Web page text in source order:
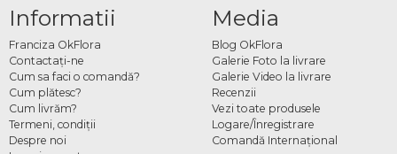
Informatii
Franciza OkFlora
Contactaţi-ne
Cum sa faci o comandă?
Cum plătesc?
Cum livrăm?
Termeni, condiţii
Despre noi
Media
Blog OkFlora
Galerie Foto la livrare
Galerie Video la livrare
Recenzii
Vezi toate produsele
Logare/Înregistrare
Comandă Internațional